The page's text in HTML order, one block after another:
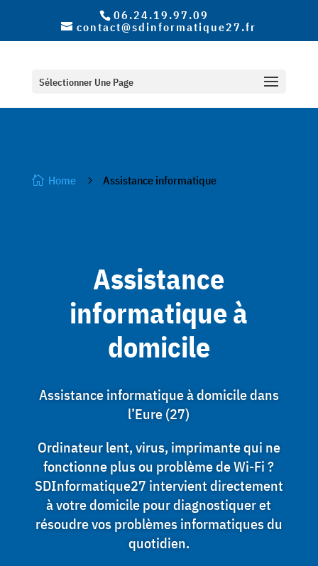
06.24.19.97.09
contact@sdinformatique27.fr
Sélectionner Une Page
 Home 5 Assistance informatique
Assistance
informatique à
domicile
Assistance informatique à domicile dans
l’Eure (27)
Ordinateur lent, virus, imprimante qui ne
fonctionne plus ou problème de Wi-Fi ?
SDInformatique27 intervient directement
à votre domicile pour diagnostiquer et
résoudre vos problèmes informatiques du
quotidien.